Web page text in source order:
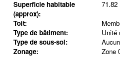
Superficie habitable
(approx):
71.82
Toit:
Type de bâtiment:
Unité
Type de sous-sol:
Aucun
Zonage:
Zone